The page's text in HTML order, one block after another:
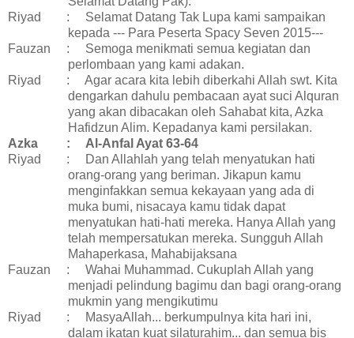
Riyad
:
Selamat Datang Tak Lupa kami sampaikan
kepada --- Para Peserta Spacy Seven 2015---
Fauzan
:
Semoga menikmati semua kegiatan dan
perlombaan yang kami adakan.
Riyad
:
Agar acara kita lebih diberkahi Allah swt. Kita
dengarkan dahulu pembacaan ayat suci Alquran
yang akan dibacakan oleh Sahabat kita, Azka
Hafidzun Alim. Kepadanya kami persilakan.
Azka
:
Al-Anfal Ayat 63-64
Riyad
:
Dan Allahlah yang telah menyatukan hati
orang-orang yang beriman. Jikapun kamu
menginfakkan semua kekayaan yang ada di
muka bumi, nisacaya kamu tidak dapat
menyatukan hati-hati mereka. Hanya Allah yang
telah mempersatukan mereka. Sungguh Allah
Mahaperkasa, Mahabijaksana
Fauzan
:
Wahai Muhammad. Cukuplah Allah yang
menjadi pelindung bagimu dan bagi orang-orang
mukmin yang mengikutimu
Riyad
:
MasyaAllah... berkumpulnya kita hari ini,
dalam ikatan kuat silaturahim... dan semua bis